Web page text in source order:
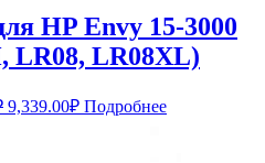
HP Envy 15-3000
LR08, LR08XL)
Первоначальная
9,339.00₽Текущая
цена:
Подробнее